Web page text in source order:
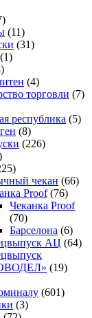
(11)
(31)
(1)
(4)
торговли (7)
республика (5)
(8)
(226)
чекан (66)
Proof(76)
Чеканка Proof
(70)
Барселона (6)
АЦ (64)
(19)
(601)
(3)